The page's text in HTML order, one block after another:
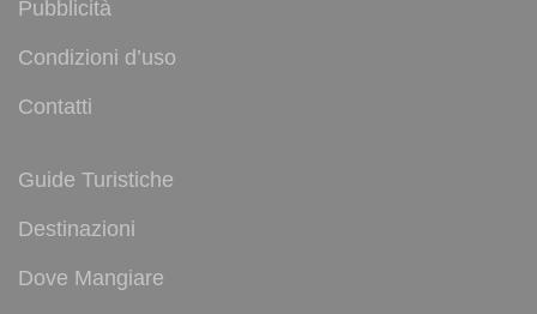
Pubblicità
Condizioni d’uso
Contatti
Guide Turistiche
Destinazioni
Dove Mangiare